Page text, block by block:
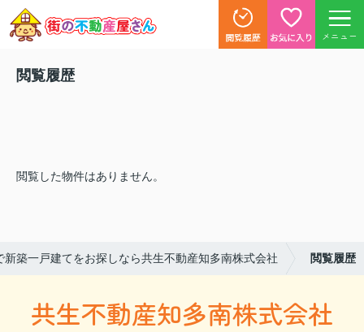
メニュー
閲覧履歴
閲覧した物件はありません。
新築一戸建てをお探しなら共生不動産知多南株式会社 閲覧履歴
共生不動産知多南株式会社